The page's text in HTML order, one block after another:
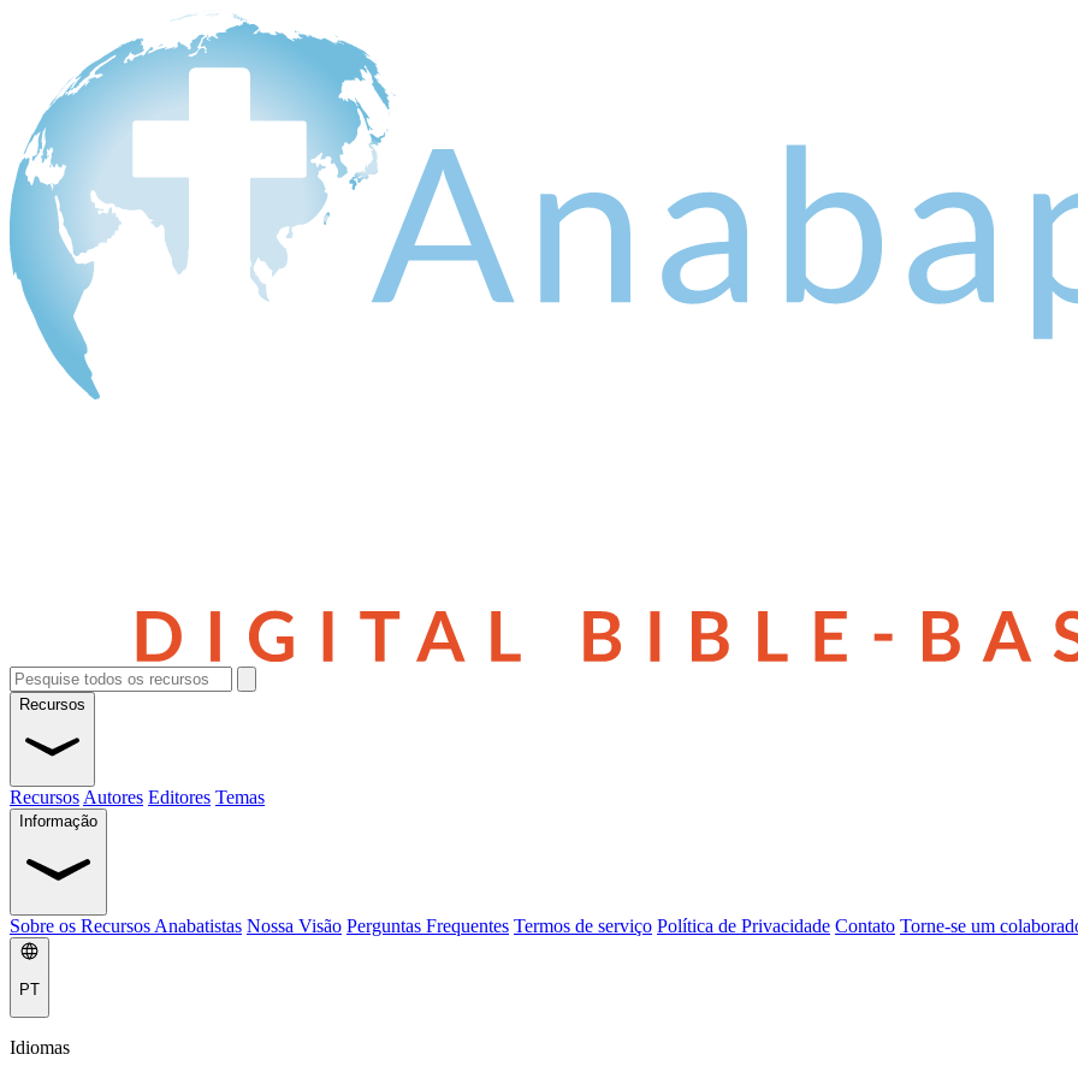
Recursos
Recursos Autores Editores Temas
Informação
Sobre os Recursos Anabatistas Nossa Visão Perguntas Frequentes Termos de serviço Política de Privacidade Contato Torne-se um
PT
Idiomas